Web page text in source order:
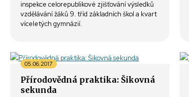
inspekce celorepublikové zjišťování výsledků
vzdělávání žáků 9. tříd základních škol a kvart
víceletých gymnázií.
Přírodovědná praktika: Šikovná
sekunda
05.06.2017